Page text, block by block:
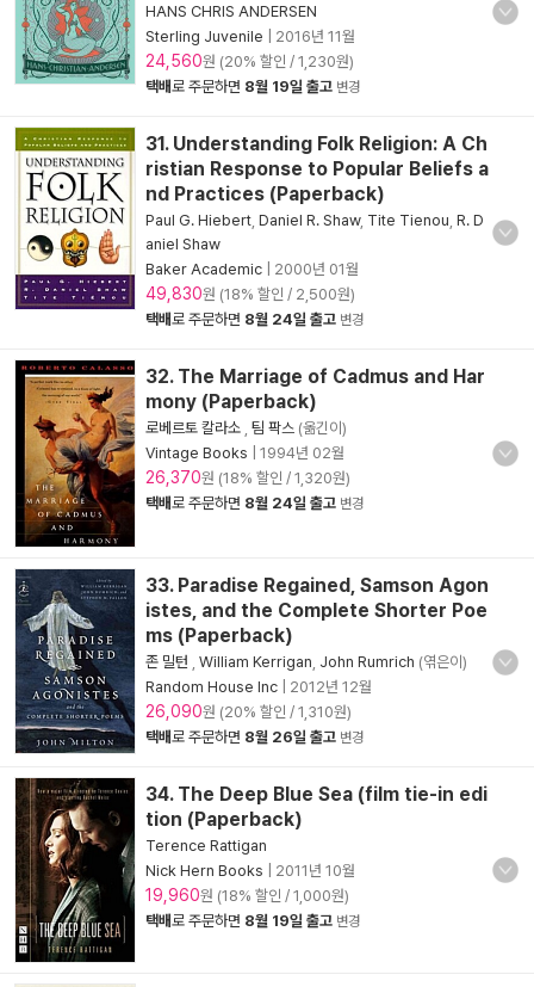
HANS CHRIS ANDERSEN
Sterling Juvenile
2016년 11월
24,560원 (20% 할인 / 1,230원)
택배로 주문하면 8월 19일 출고 변경
31. Understanding Folk Religion: A Ch
ristian Response to Popular Beliefs a
nd Practices (Paperback)
Paul G. Hiebert Daniel R. Shaw, Tite Tienou R. D
aniel Shaw
Baker Academic
2000년 01월
49,830원 (18% 할인 / 2,500원)
택배로 주문하면 8월 24일 출고 변경
32. The Marriage of Cadmus and Har
mony (Paperback)
로베르토 칼라소 팀 팍스 (옮긴이)
Vintage Books
1994년 02월
26,370원 (18% 할인 / 1,320원)
택배로 주문하면 8월 24일 출고 변경
33. Paradise Regained, Samson Agon
istes, and the Complete Shorter Poe
ms (Paperback)
존 밀턴 William Kerrigan John Rumrich (엮은이)
Random House Inc
2012년 12월
26,090원 (20% 할인 / 1,310원)
택배로 주문하면 8월 26일 출고 변경
34. The Deep Blue Sea (film tie-in edi
tion (Paperback)
Terence Rattigan
Nick Hern Books
2011년 10월
19,960원 (18% 할인 / 1,000원)
택배로 주문하면 8월 19일 출고 변경